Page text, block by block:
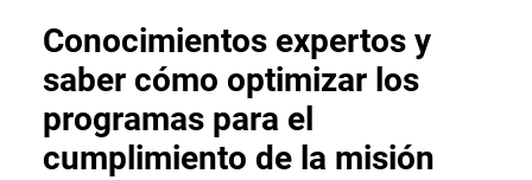
Conocimientos expertos y
saber cómo optimizar los
programas para el
cumplimiento de la misión